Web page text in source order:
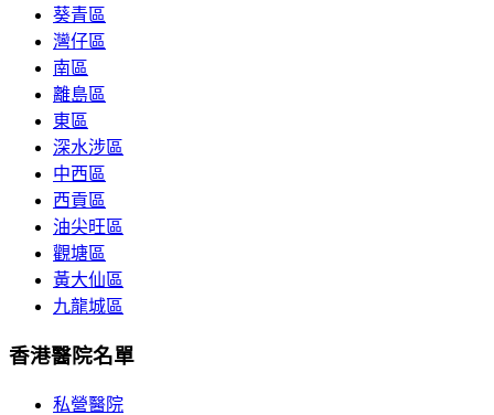
葵青區
灣仔區
南區
離島區
東區
深水涉區
中西區
西貢區
油尖旺區
觀塘區
黃大仙區
九龍城區
香港醫院名單
私營醫院